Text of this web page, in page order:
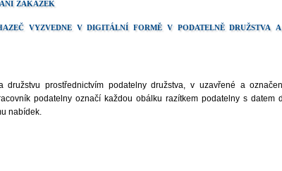
zakázek
vyzvedne v digitální formě v podatelně družstva a
družstvu prostřednictvím podatelny družstva, v uzavřené a
podatelny označí každou obálku razítkem podatelny s datem
nabídek.